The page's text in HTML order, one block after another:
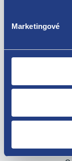
Marketingové